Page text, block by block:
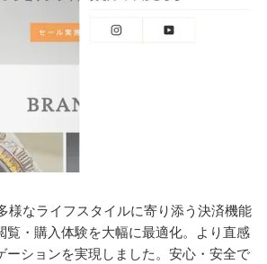
様なライフスタイルに寄り添う決済機能
覧・購入体験を大幅に最適化。より直感
ーションを実現しました。安心・安全で